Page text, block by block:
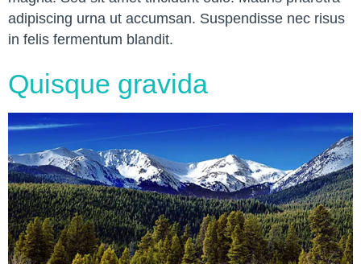
adipiscing urna ut accumsan. Suspendisse nec risus
in felis fermentum blandit.
Quisque gravida